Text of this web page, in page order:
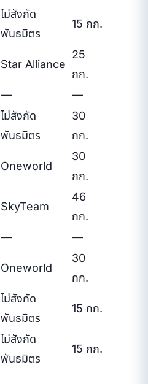
ไม่สังกัด
พันธมิตร
15 กก.
Star Alliance
25
กก.
— —
ไม่สังกัด
พันธมิตร
30
กก.
Oneworld
30
กก.
SkyTeam
46
กก.
— —
Oneworld
30
กก.
ไม่สังกัด
พันธมิตร
15 กก.
ไม่สังกัด
พันธมิตร
15 กก.